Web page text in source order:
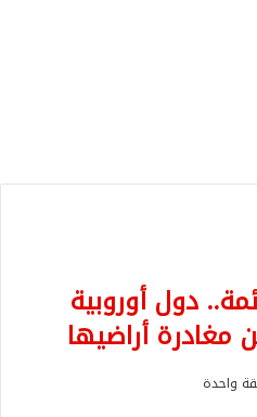
دول أوروبية
مغادرة أراضيها
واحدة